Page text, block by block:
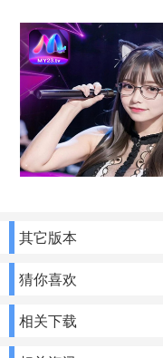
其它版本
猜你喜欢
相关下载